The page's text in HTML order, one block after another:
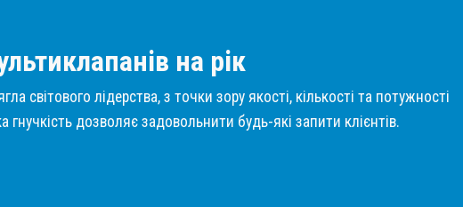
на рік
світового лідерства, з точки зору якості, кількості та потужності
гнучкість дозволяє задовольнити будь-які запити клієнтів.